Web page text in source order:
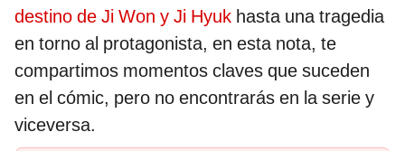
destino de Ji Won y Ji Hyuk hasta una tragedia
en torno al protagonista, en esta nota, te
compartimos momentos claves que suceden
en el cómic, pero no encontrarás en la serie y
viceversa.